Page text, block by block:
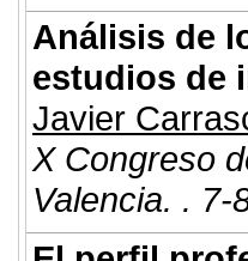
Análisis de
estudios de
Javier
X Congreso
Valencia. . 7-